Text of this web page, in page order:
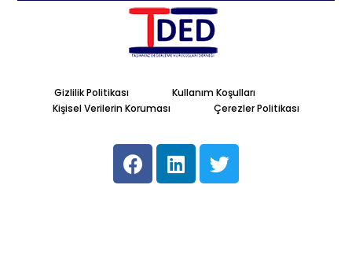
Gizlilik Politikası
Kullanım Koşulları
Kişisel Verilerin Koruması
Çerezler Politikası